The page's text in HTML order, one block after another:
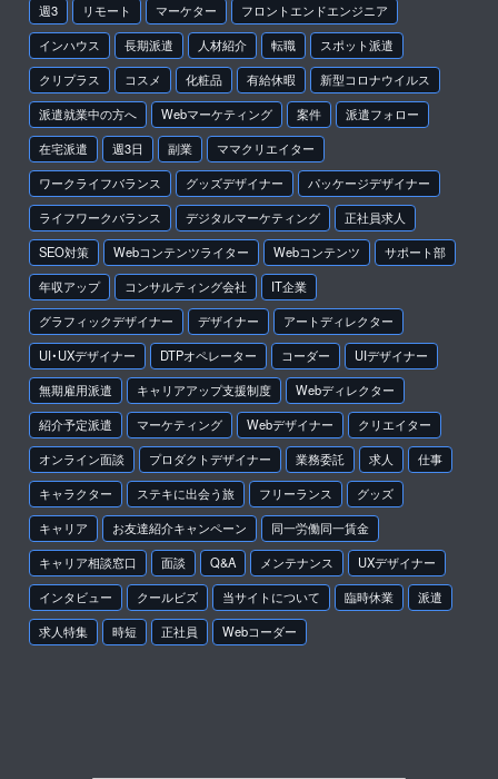
週3
リモート マーケター
フロントエンドエンジニア
インハウス
長期派遣 人材紹介 転職
スポット派遣
クリプラス
コスメ 化粧品 有給休暇
新型コロナウイルス
派遣就業中の方へ
Webマーケティング 案件
派遣フォロー
在宅派遣
週3日 副業
ママクリエイター
ワークライフバランス
グッズデザイナー
パッケージデザイナー
ライフワークバランス
デジタルマーケティング
正社員求人
SEO対策
Webコンテンツライター Webコンテンツ
サポート部
年収アップ
コンサルティング会社
IT企業
グラフィックデザイナー
デザイナー
アートディレクター
UI・UXデザイナー
DTPオペレーター コーダー
UIデザイナー
無期雇用派遣
キャリアアップ支援制度
Webディレクター
紹介予定派遣
マーケティング Webデザイナー
クリエイター
オンライン面談
プロダクトデザイナー 業務委託 求人
仕事
キャラクター
ステキに出会う旅 フリーランス
グッズ
キャリア
お友達紹介キャンペーン
同一労働同一賃金
キャリア相談窓口
面談 Q&A メンテナンス
UXデザイナー
インタビュー
クールビズ 当サイトについて 臨時休業
派遣
求人特集
時短 正社員 Webコーダー